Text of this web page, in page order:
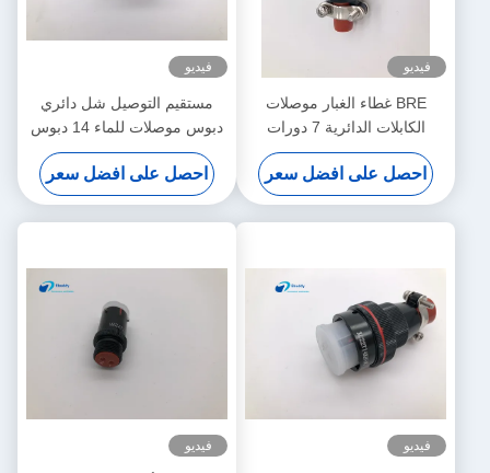
فيديو
BRE غطاء الغبار موصلات
الكابلات الدائرية 7 دورات
XC18T7ZH 5000 التزاوج
احصل على افضل سعر
فيديو
مستقيم التوصيل شل دائري
دبوس موصلات للماء 14 دبوس
XC22T14KHP
احصل على افضل سعر
فيديو فيديو